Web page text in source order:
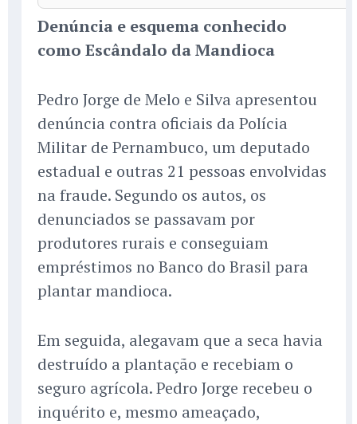
Denúncia e esquema conhecido
como Escândalo da Mandioca
Pedro Jorge de Melo e Silva apresentou
denúncia contra oficiais da Polícia
Militar de Pernambuco, um deputado
estadual e outras 21 pessoas envolvidas
na fraude. Segundo os autos, os
denunciados se passavam por
produtores rurais e conseguiam
empréstimos no Banco do Brasil para
plantar mandioca.
Em seguida, alegavam que a seca havia
destruído a plantação e recebiam o
seguro agrícola. Pedro Jorge recebeu o
inquérito e, mesmo ameaçado,